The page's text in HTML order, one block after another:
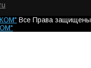
Все Права защищены